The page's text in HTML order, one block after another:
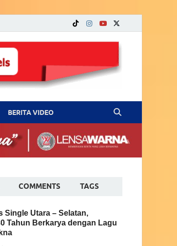
BERITA VIDEO
COMMENTS TAGS
Single Utara – Selatan,
Tahun Berkarya dengan Lagu